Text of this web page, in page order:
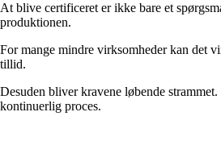
At blive certificeret er ikke bare et
produktionen.
For mange mindre virksomheder kan det
tillid.
Desuden bliver kravene løbende
kontinuerlig proces.